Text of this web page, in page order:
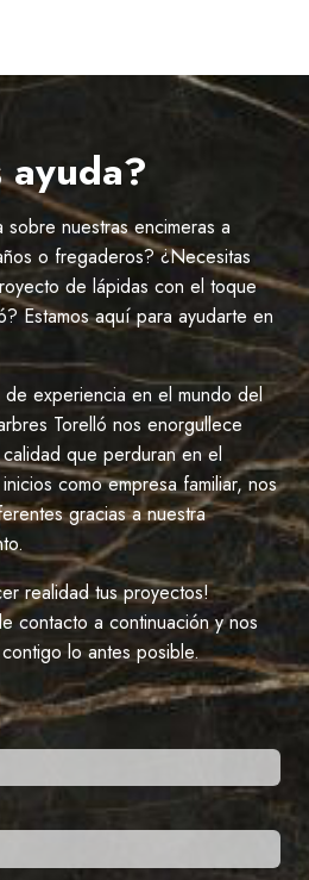
ayuda?
nuestras encimeras a
o fregaderos? ¿Necesitas
de lápidas con el toque
Estamos aquí para ayudarte en
experiencia en el mundo del
Torelló nos enorgullece
que perduran en el
como empresa familiar, nos
gracias a nuestra
realidad tus proyectos!
contacto a continuación y nos
lo antes posible.